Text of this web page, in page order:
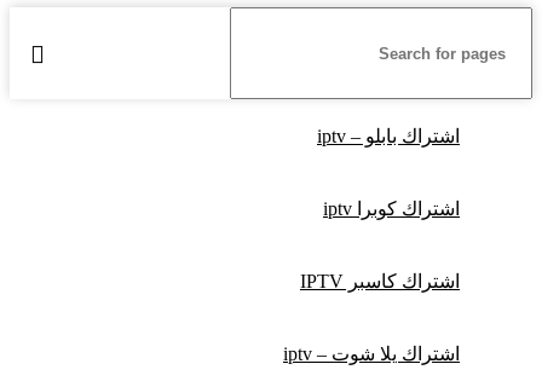
اشتراك بابلو – iptv
اشتراك كوبرا iptv
اشتراك كاسبر IPTV
اشتراك يلا شوت – iptv